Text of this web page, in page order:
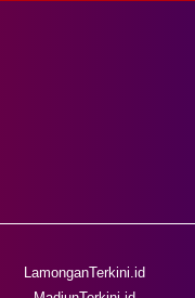
LamonganTerkini.id